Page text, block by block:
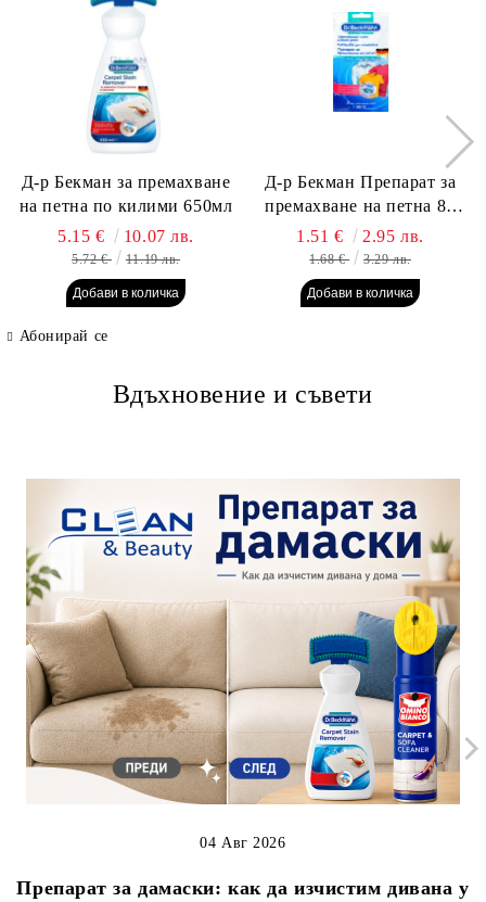
Д-р Бекман за премахване
на петна по килими 650мл
5.15 €
10.07 лв.
5.72 € 11.19 лв.
Д-р Бекман Препарат за
премахване на петна 80
гр. Пауч
1.51 € 2.95 лв.
1.68 € 3.29 лв.
Абонирай се
Вдъхновение и съвети
Препарат за дамаски: как да изчистим дивана у
04 Авг 2026